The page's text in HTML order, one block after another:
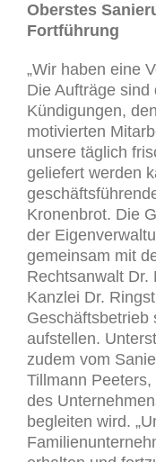
Oberstes
Fortführung
„Wir haben eine
Die Aufträge
Kündigungen,
motivierten
unsere täglich
geliefert werden
Kronenbrot. Die
der
gemeinsam mit
Rechtsanwalt Dr.
Kanzlei Dr.
Geschäftsbetrieb
aufstellen.
zudem vom
Tillmann
des
begleiten wird.